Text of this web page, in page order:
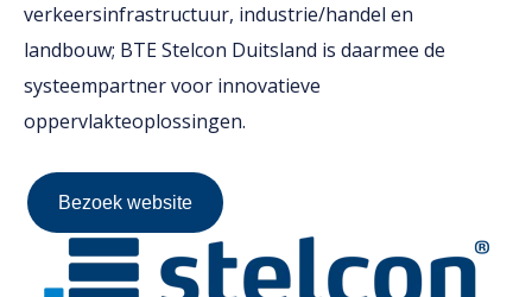
verkeersinfrastructuur, industrie/handel en
landbouw; BTE Stelcon Duitsland is daarmee de
systeempartner voor innovatieve
oppervlakteoplossingen.
Bezoek website